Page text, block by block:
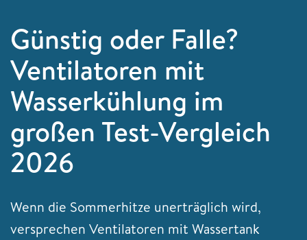
Günstig oder Falle?
Ventilatoren mit
Wasserkühlung im
großen Test-Vergleich
2026
Wenn die Sommerhitze unerträglich wird,
versprechen Ventilatoren mit Wassertank